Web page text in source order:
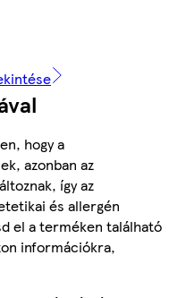
hogy a
azonban az
így az
és allergén
el a terméken található
információkra,